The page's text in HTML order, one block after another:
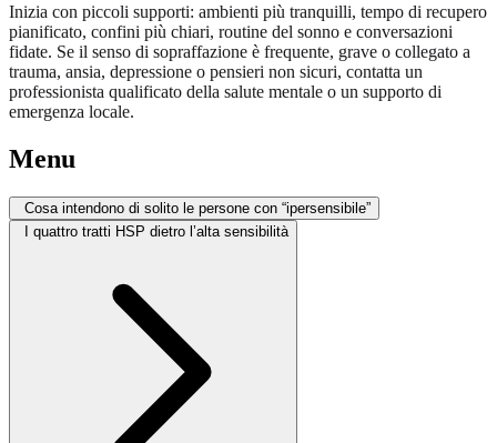
Inizia con piccoli supporti: ambienti più tranquilli, tempo di recupero
pianificato, confini più chiari, routine del sonno e conversazioni
fidate. Se il senso di sopraffazione è frequente, grave o collegato a
trauma, ansia, depressione o pensieri non sicuri, contatta un
professionista qualificato della salute mentale o un supporto di
emergenza locale.
Menu
Cosa intendono di solito le persone con “ipersensibile”
I quattro tratti HSP dietro l’alta sensibilità